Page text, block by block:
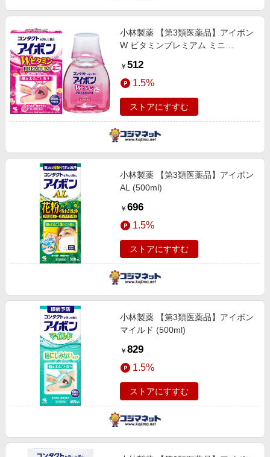
小林製薬 【第3類医薬品】アイボン
W ビタミンプレミアム ミニ
￥ 512
1.5%
ストアにすすむ
小林製薬 【第3類医薬品】アイボン
AL (500ml)
￥ 696
1.5%
ストアにすすむ
小林製薬 【第3類医薬品】アイボン
マイルド (500ml)
￥ 829
1.5%
ストアにすすむ